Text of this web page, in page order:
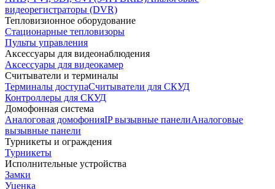
видеорегистраторы (DVR)
Тепловизионное оборудование
Стационарные тепловизоры
Пульты управления
Аксессуары для видеонаблюдения
Аксессуары для видеокамер
Считыватели и терминалы
Терминалы доступаСчитыватели для СКУД
Контроллеры для СКУД
Домофонная система
Аналоговая домофонияIP вызывные панелиАналоговые
вызывные панели
Турникеты и ограждения
Турникеты
Исполнительные устройства
Замки
Уценка